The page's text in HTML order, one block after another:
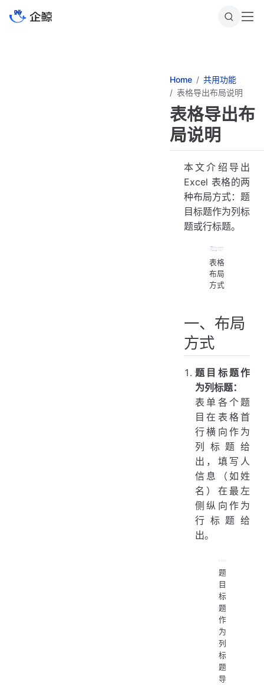
跳
Home
共用功能
表格导出布局说明
表格导出布
局说明
本文介绍导出
Excel 表格的两
种布局方式：题
目标题作为列标
题或行标题。
表格
布局
方式
一、布局
方式
题目标题作
为列标题：
表单各个题
目在表格首
行横向作为
列标题给
出，填写人
信息（如姓
名）在最左
侧纵向作为
行标题给
出。
题
目
标
题
作
为
列
标
题
导